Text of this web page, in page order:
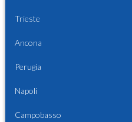
Trieste
Ancona
Perugia
Napoli
Campobasso